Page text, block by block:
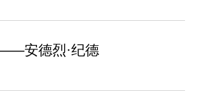
——安德烈·纪德